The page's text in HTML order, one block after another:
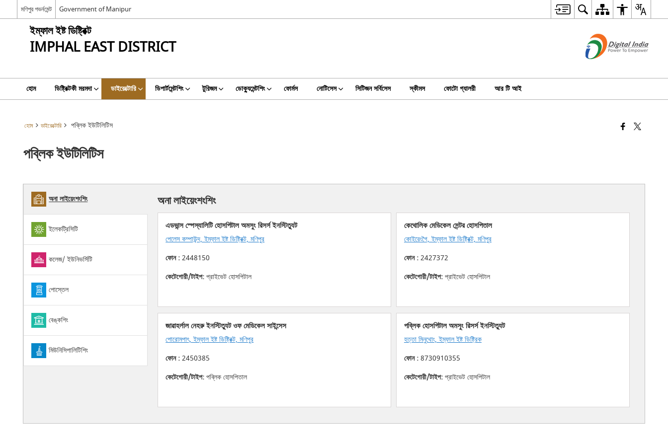
মণিপুর গভর্নমেন্ট Government of Manipur
ইম্ফাল ইষ্ট ডিষ্ট্রিক্ট
IMPHAL EAST DISTRICT
হোম ডিষ্ট্রিক্টকী মরমদা ডাইরেক্টোরি ডিপার্টমেন্টশিং টুরিজম ডোক্যুমেন্টশিং ফোর্মস নোটিসেস সিটিজন সর্বিসেস স্কীমস ফোটো গ্যালরী আর টি আই
হোম ডাইরেক্টোরি পব্লিক ইউটিলিটিস
পব্লিক ইউটিলিটিস
অনা লাইয়েংশংশিং
ইলেকট্রিসিটি
কলেজ/ ইউনিভর্সিটি
পোস্তেল
বেঙ্কশিং
মিউনিসিপালিটিশিং
অনা লাইয়েংশংশিং
এডভান্স স্পেস্যালিটি হোসপিটাল অমসুং রিসর্স ইনস্টিত্যুট
পেলেস কম্পাউন্দ, ইম্ফাল ইষ্ট ডিষ্ট্রিক্ট, মণিপুর
ফোন :2448150
কেটেগোরী/টাইপ:প্রাইভেট হোসপিটাল
কেথোলিক মেডিকেল সেন্টর হোসপিতাল
কোইরেংগৈ, ইম্ফাল ইষ্ট ডিষ্ট্রিক্ট, মণিপুর
ফোন :2427372
কেটেগোরী/টাইপ:প্রাইভেট হোসপিটাল
জাৱাহর্লাল নেহরু ইনস্টিত্যুট ওফ মেডিকেল সাইন্সেস
পোরোমপাৎ, ইম্ফাল ইষ্ট ডিষ্ট্রিক্ট, মণিপুর
ফোন :2450385
কেটেগোরী/টাইপ:পব্লিক হোসপিতাল
পব্লিক হোসপিটাল অমসুং রিসর্স ইনস্টিত্যুট
হত্তা মিনুথোং, ইম্ফাল ইষ্ট ডিষ্ট্রিক
ফোন :8730910355
কেটেগোরী/টাইপ:প্রাইভেট হোসপিটাল